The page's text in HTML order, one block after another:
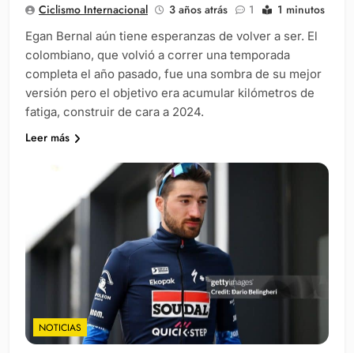
Ciclismo Internacional 3 años atrás 1 1 minutos
Egan Bernal aún tiene esperanzas de volver a ser. El
colombiano, que volvió a correr una temporada
completa el año pasado, fue una sombra de su mejor
versión pero el objetivo era acumular kilómetros de
fatiga, construir de cara a 2024.
Leer más
NOTICIAS